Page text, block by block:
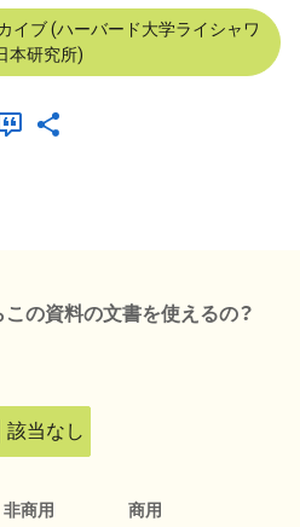
イブ (ハーバード大学ライシャワ
本研究所)
の資料の文書を使えるの？
該当なし
非商用 商用